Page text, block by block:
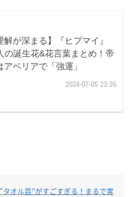
タオル芸”がすごすぎる！まるで実